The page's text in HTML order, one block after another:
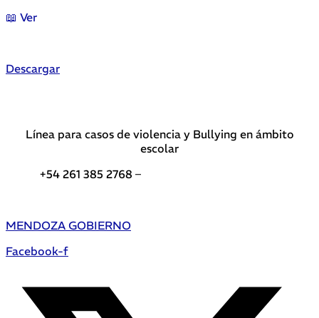
📖 Ver
Descargar
Línea para casos de violencia y Bullying en ámbito
escolar
+54 261 385 2768 –
MENDOZA GOBIERNO
Facebook-f